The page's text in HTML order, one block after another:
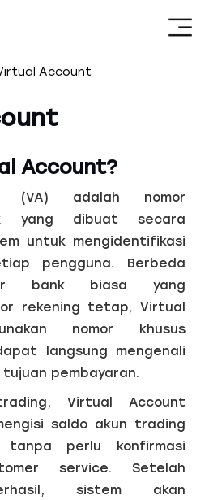
Account
Account?
(VA) adalah nomor
yang dibuat secara
untuk mengidentifikasi
pengguna. Berbeda
bank biasa yang
rekening tetap, Virtual
nomor khusus
langsung mengenali
pembayaran.
Virtual Account
saldo akun trading
perlu konfirmasi
service. Setelah
sistem akan